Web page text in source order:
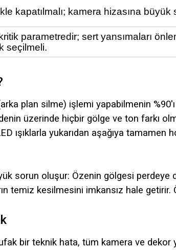
kapatılmalı; kamera hizasına
parametredir; sert yansımaları
seçilmeli.
plan silme) işlemi yapabilmenin
üzerinde hiçbir gölge ve ton farkı
ışıklarla yukarıdan aşağıya
sorun oluşur: Özenin gölgesi perdeye
temiz kesilmesini imkansız hale
bir teknik hata, tüm kamera ve dekor